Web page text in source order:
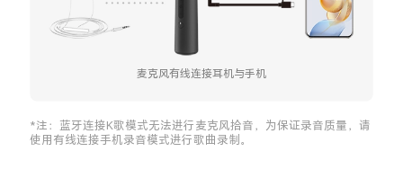
麦克风有线连接耳机与手机
*注：蓝牙连接K歌模式无法进行麦克风拾音，为保证录音质量，请
使用有线连接手机录音模式进行歌曲录制。